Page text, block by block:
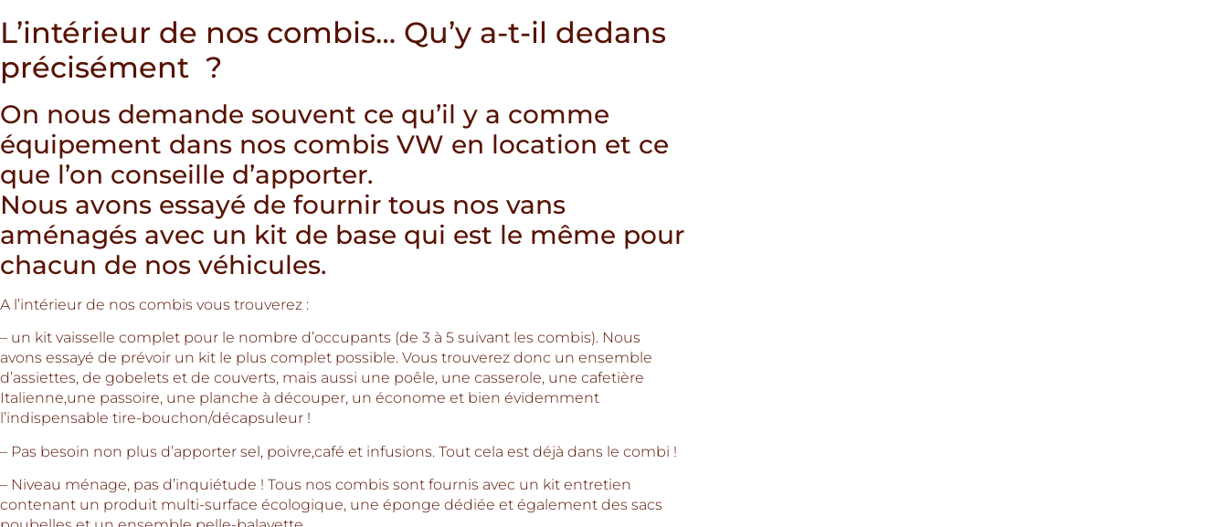
L’intérieur de nos combis… Qu’y a-t-il dedans
précisément ?
On nous demande souvent ce qu’il y a comme
équipement dans nos combis VW en location et ce
que l’on conseille d’apporter.
Nous avons essayé de fournir tous nos vans
aménagés avec un kit de base qui est le même pour
chacun de nos véhicules.
A l’intérieur de nos combis vous trouverez :
– un kit vaisselle complet pour le nombre d’occupants (de 3 à 5 suivant les combis). Nous
avons essayé de prévoir un kit le plus complet possible. Vous trouverez donc un ensemble
d’assiettes, de gobelets et de couverts, mais aussi une poêle, une casserole, une cafetière
Italienne,une passoire, une planche à découper, un économe et bien évidemment
l’indispensable tire-bouchon/décapsuleur !
– Pas besoin non plus d’apporter sel, poivre,café et infusions. Tout cela est déjà dans le combi !
– Niveau ménage, pas d’inquiétude ! Tous nos combis sont fournis avec un kit entretien
contenant un produit multi-surface écologique, une éponge dédiée et également des sacs